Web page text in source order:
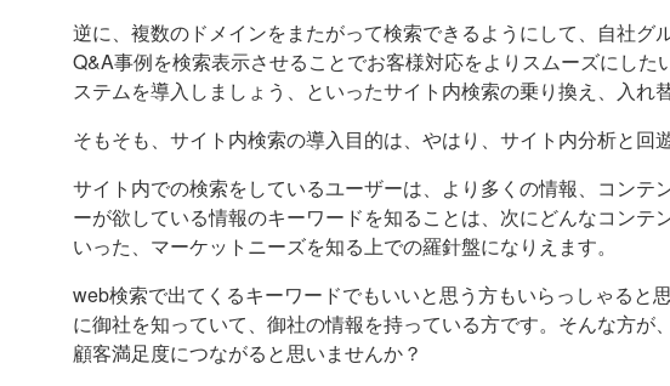
逆に、複数のドメインをまたがって検索できるようにして、自社
Q&A事例を検索表示させることでお客様対応をよりスムーズにし
ステムを導入しましょう、といったサイト内検索の乗り換え、入れ
そもそも、サイト内検索の導入目的は、やはり、サイト内分析と回
サイト内での検索をしているユーザーは、より多くの情報、コン
ーが欲している情報のキーワードを知ることは、次にどんなコンテ
いった、マーケットニーズを知る上での羅針盤になりえます。
web検索で出てくるキーワードでもいいと思う方もいらっしゃると
に御社を知っていて、御社の情報を持っている方です。そんな方
顧客満足度につながると思いませんか？